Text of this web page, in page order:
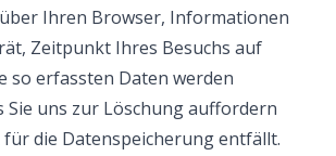
Ihren Browser, Informationen
Zeitpunkt Ihres Besuchs auf
so erfassten Daten werden
Sie uns zur Löschung auffordern
für die Datenspeicherung entfällt.